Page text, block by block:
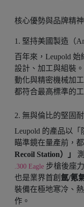
核心優勢與品牌精神
1. 堅持美國製造（
百年來，Leupold
設計、加工與組裝
動化與精密機械加
都符合最高標準的
2. 無與倫比的堅固耐
Leupold 的產品以
瞄準鏡在量產前，
Recoil Station）」
.300 Eagle 步槍後座
也是業界首創 氬/氪
裝備在極地寒冷、
作。